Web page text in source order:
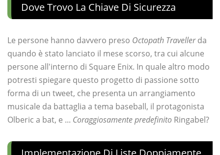
Dove Trovo La Chiave Di Sicurezza
Le persone hanno davvero preso Octopath Travellerda
quando è stato lanciato il mese scorso, tra cui alcune
persone all'interno di Square Enix. In quale altro modo
potresti spiegare questo progetto di passione sotto
forma di un tweet, che presenta un arrangiamento
musicale da battaglia a tema baseball, il protagonista
Olberic a bat, e ... Coraggiosamente predefinito Ringabel?